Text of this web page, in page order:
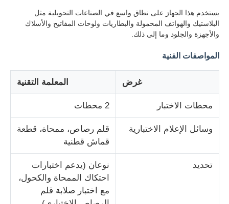
ضبط الجودة
اتصل بنا
طلب اقتباس
معدات اختبار المعمل
غرفة الاختبار البيئي
يستخدم هذا الجهاز على نطاق واسع في الصناعات التحويلية مثل
البلاستيك والهواتف المحمولة والبطاريات ولوحات المفاتيح والأسلاك
والأجهزة والجلود وما إلى ذلك.
المواصفات الفنية
غرض المعلمة التقنية
محطات الاختبار 2 محطات
وسائل الإعلام الاختبارية
قلم رصاص، ممحاة، قطعة
قماش قطنية
تحديد
نوعان (يدعم اختبارات
احتكاك الممحاة والكحول،
مع اختبار صلابة قلم